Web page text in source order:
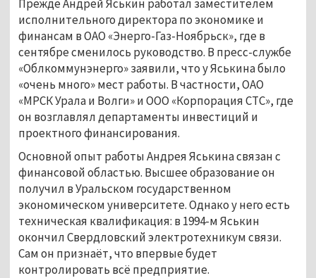
Прежде Андрей Яськин работал заместителем
исполнительного директора по экономике и
финансам в ОАО «Энерго-Газ-Ноябрьск», где в
сентябре сменилось руководство. В пресс-службе
«Облкоммунэнерго» заявили, что у Яськина было
«очень много» мест работы. В частности, ОАО
«МРСК Урала и Волги» и ООО «Корпорация СТС», где
он возглавлял департаменты инвестиций и
проектного финансирования.
Основной опыт работы Андрея Яськина связан с
финансовой областью. Высшее образование он
получил в Уральском государственном
экономическом университете. Однако у него есть
техническая квалификация: в 1994-м Яськин
окончил Свердловский электротехникум связи.
Сам он признаёт, что впервые будет
контролировать всё предприятие.